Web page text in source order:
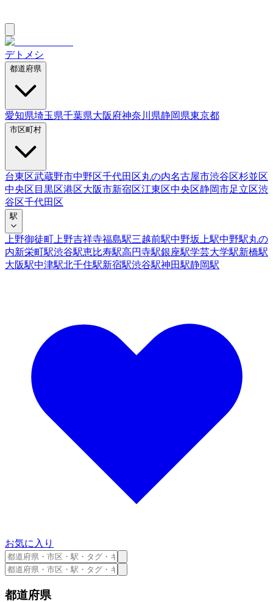
デトメシ
都道府県
愛知県埼玉県千葉県大阪府神奈川県静岡県東京都
市区町村
台東区武蔵野市中野区千代田区丸の内名古屋市渋谷区杉並区
中央区 目黒区港区大阪市新宿区江東区中央区静岡市足立区渋
谷区千代田区
駅
上野御徒町 上野吉祥寺福島駅三越前駅中野坂上駅中野駅丸の
内新栄町駅渋谷駅恵比寿駅高円寺駅銀座駅学芸大学駅新橋駅
大阪駅中津駅北千住駅新宿駅渋谷駅神田駅静岡駅
お気に入り
都道府県